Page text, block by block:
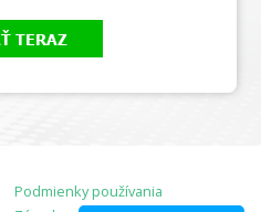
TERAZ
Podmienky používania